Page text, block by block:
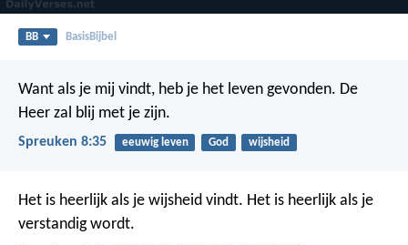
BB BasisBijbel
Want als je mij vindt, heb je het leven gevonden. De
Heer zal blij met je zijn.
Spreuken 8:35 eeuwig leven God wijsheid
Het is heerlijk als je wijsheid vindt. Het is heerlijk als je
verstandig wordt.